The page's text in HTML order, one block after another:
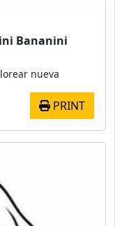
Bananini
nueva
PRINT